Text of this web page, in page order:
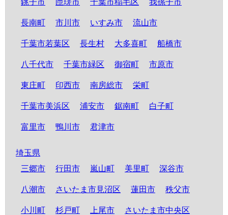
銚子市 匝瑳市 千葉市稲毛区 我孫子市
長南町 市川市 いすみ市 流山市
千葉市若葉区 長生村 大多喜町 船橋市
八千代市 千葉市緑区 御宿町 市原市
東庄町 印西市 南房総市 栄町
千葉市美浜区 浦安市 鋸南町 白子町
富里市 鴨川市 君津市
埼玉県
三郷市
行田市 嵐山町 美里町 深谷市
八潮市 さいたま市見沼区 蓮田市 秩父市
小川町 杉戸町 上尾市 さいたま市中央区